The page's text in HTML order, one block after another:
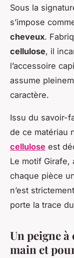
Sous la
s’impose
cheveux.
cellulose, il
l’accessoire
assume
caractère.
Issu du savoir-
de ce matériau
cellulose est
Le motif Girafe,
chaque pièce
n’est
porte la trace
Un peigne
main et